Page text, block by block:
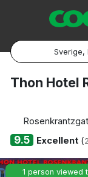
Popular
Göteborg
Thon Hotel
9.5 Excellent(
1 person viewed